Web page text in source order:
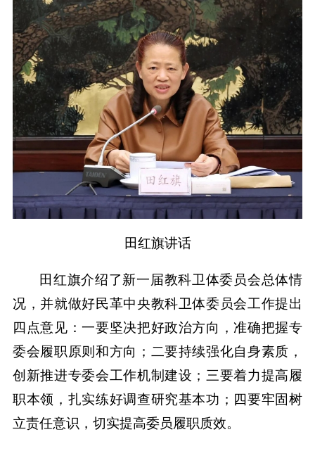
田红旗讲话
田红旗介绍了新一届教科卫体委员会总体情
况，并就做好民革中央教科卫体委员会工作提出
四点意见：一要坚决把好政治方向，准确把握专
委会履职原则和方向；二要持续强化自身素质，
创新推进专委会工作机制建设；三要着力提高履
职本领，扎实练好调查研究基本功；四要牢固树
立责任意识，切实提高委员履职质效。